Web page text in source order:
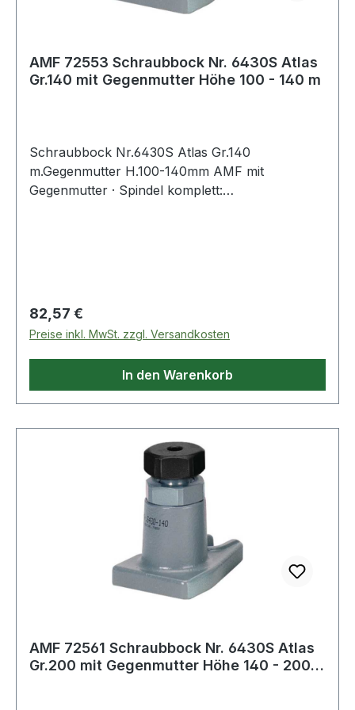
AMF 72553 Schraubbock Nr. 6430S Atlas
Gr.140 mit Gegenmutter Höhe 100 - 140 m
Schraubbock Nr.6430S Atlas Gr.140
m.Gegenmutter H.100-140mm AMF mit
Gegenmutter · Spindel komplett:
18mm · B2: 75mm · Tragfähigkeit max.: 60kN ·
Zentrierloch-Ø: 12mm · H max.: 140mm · L:
110mm · TR: 30 x 6mm · H min.: 100mm ·
Schlüsselweite: 46mm
Regulärer Preis:
82,57 €
Preise inkl. MwSt. zzgl. Versandkosten
In den Warenkorb
AMF 72561 Schraubbock Nr. 6430S Atlas
Gr.200 mit Gegenmutter Höhe 140 - 200